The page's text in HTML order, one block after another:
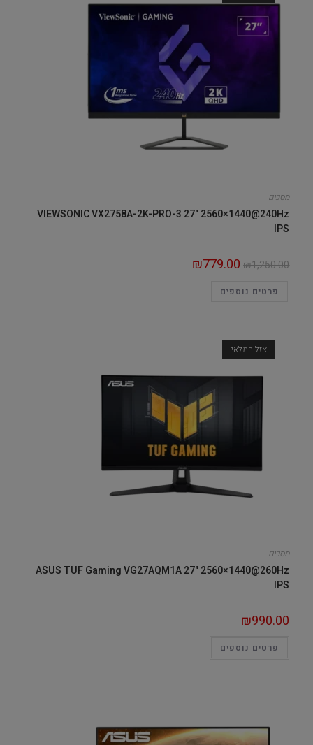
מסכים
VIEWSONIC VX2758A-2K-PRO-3 27" 2560×1440@240Hz
IPS
₪1,250.00
₪779.00
פרטים נוספים
אזל המלאי
מסכים
ASUS TUF Gaming VG27AQM1A 27" 2560×1440@260Hz
IPS
₪990.00
פרטים נוספים